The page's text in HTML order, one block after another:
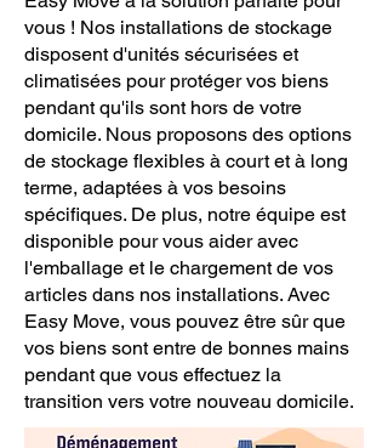
vous ! Nos installations de stockage
disposent d'unités sécurisées et
climatisées pour protéger vos biens
pendant qu'ils sont hors de votre
domicile. Nous proposons des options
de stockage flexibles à court et à long
terme, adaptées à vos besoins
spécifiques. De plus, notre équipe est
disponible pour vous aider avec
l'emballage et le chargement de vos
articles dans nos installations. Avec
Easy Move, vous pouvez être sûr que
vos biens sont entre de bonnes mains
pendant que vous effectuez la
transition vers votre nouveau domicile.